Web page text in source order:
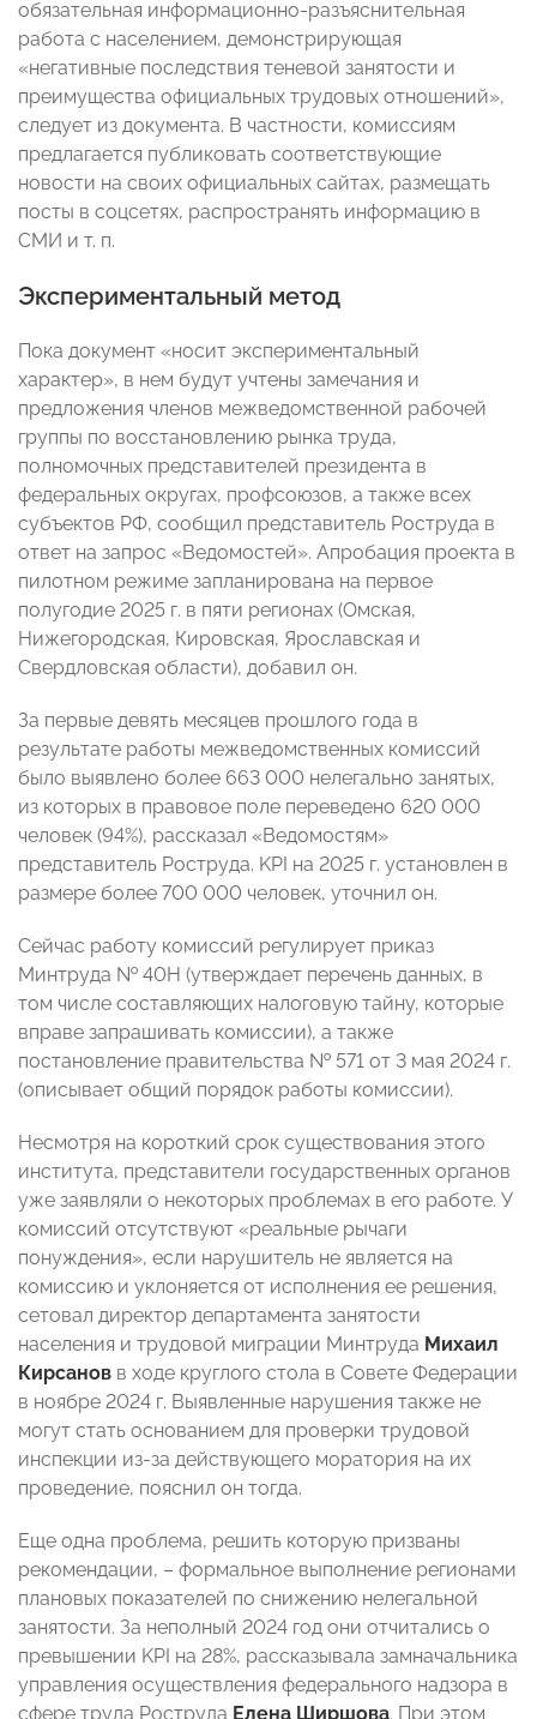
обязательная информационно-разъяснительная
работа с населением, демонстрирующая
«негативные последствия теневой занятости и
преимущества официальных трудовых отношений»,
следует из документа. В частности, комиссиям
предлагается публиковать соответствующие
новости на своих официальных сайтах, размещать
посты в соцсетях, распространять информацию в
СМИ и т. п.
Экспериментальный метод
Пока документ «носит экспериментальный
характер», в нем будут учтены замечания и
предложения членов межведомственной рабочей
группы по восстановлению рынка труда,
полномочных представителей президента в
федеральных округах, профсоюзов, а также всех
субъектов РФ, сообщил представитель Роструда в
ответ на запрос «Ведомостей». Апробация проекта в
пилотном режиме запланирована на первое
полугодие 2025 г. в пяти регионах (Омская,
Нижегородская, Кировская, Ярославская и
Свердловская области), добавил он.
За первые девять месяцев прошлого года в
результате работы межведомственных комиссий
было выявлено более 663 000 нелегально занятых,
из которых в правовое поле переведено 620 000
человек (94%), рассказал «Ведомостям»
представитель Роструда. KPI на 2025 г. установлен в
размере более 700 000 человек, уточнил он.
Сейчас работу комиссий регулирует приказ
Минтруда № 40Н (утверждает перечень данных, в
том числе составляющих налоговую тайну, которые
вправе запрашивать комиссии), а также
постановление правительства № 571 от 3 мая 2024 г.
(описывает общий порядок работы комиссии).
Несмотря на короткий срок существования этого
института, представители государственных органов
уже заявляли о некоторых проблемах в его работе. У
комиссий отсутствуют «реальные рычаги
понуждения», если нарушитель не является на
комиссию и уклоняется от исполнения ее решения,
сетовал директор департамента занятости
населения и трудовой миграции Минтруда Михаил
Кирсанов в ходе круглого стола в Совете Федерации
в ноябре 2024 г. Выявленные нарушения также не
могут стать основанием для проверки трудовой
инспекции из-за действующего моратория на их
проведение, пояснил он тогда.
Еще одна проблема, решить которую призваны
рекомендации, – формальное выполнение регионами
плановых показателей по снижению нелегальной
занятости. За неполный 2024 год они отчитались о
превышении KPI на 28%, рассказывала замначальника
управления осуществления федерального надзора в
сфере труда Роструда Елена Ширшова. При этом